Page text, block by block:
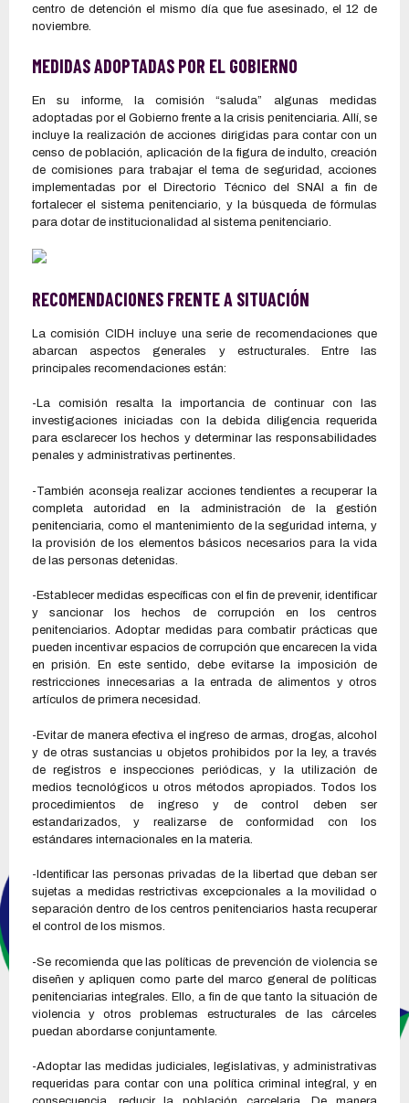
centro de detención el mismo día que fue asesinado, el 12 de
noviembre.
MEDIDAS ADOPTADAS POR EL GOBIERNO
En su informe, la comisión “saluda” algunas medidas
adoptadas por el Gobierno frente a la crisis penitenciaria. Allí, se
incluye la realización de acciones dirigidas para contar con un
censo de población, aplicación de la figura de indulto, creación
de comisiones para trabajar el tema de seguridad, acciones
implementadas por el Directorio Técnico del SNAI a fin de
fortalecer el sistema penitenciario, y la búsqueda de fórmulas
para dotar de institucionalidad al sistema penitenciario.
RECOMENDACIONES FRENTE A SITUACIÓN
La comisión CIDH incluye una serie de recomendaciones que
abarcan aspectos generales y estructurales. Entre las
principales recomendaciones están:
-La comisión resalta la importancia de continuar con las
investigaciones iniciadas con la debida diligencia requerida
para esclarecer los hechos y determinar las responsabilidades
penales y administrativas pertinentes.
-También aconseja realizar acciones tendientes a recuperar la
completa autoridad en la administración de la gestión
penitenciaria, como el mantenimiento de la seguridad interna, y
la provisión de los elementos básicos necesarios para la vida
de las personas detenidas.
-Establecer medidas específicas con el fin de prevenir, identificar
y sancionar los hechos de corrupción en los centros
penitenciarios. Adoptar medidas para combatir prácticas que
pueden incentivar espacios de corrupción que encarecen la vida
en prisión. En este sentido, debe evitarse la imposición de
restricciones innecesarias a la entrada de alimentos y otros
artículos de primera necesidad.
-Evitar de manera efectiva el ingreso de armas, drogas, alcohol
y de otras sustancias u objetos prohibidos por la ley, a través
de registros e inspecciones periódicas, y la utilización de
medios tecnológicos u otros métodos apropiados. Todos los
procedimientos de ingreso y de control deben ser
estandarizados, y realizarse de conformidad con los
estándares internacionales en la materia.
-Identificar las personas privadas de la libertad que deban ser
sujetas a medidas restrictivas excepcionales a la movilidad o
separación dentro de los centros penitenciarios hasta recuperar
el control de los mismos.
-Se recomienda que las políticas de prevención de violencia se
diseñen y apliquen como parte del marco general de políticas
penitenciarias integrales. Ello, a fin de que tanto la situación de
violencia y otros problemas estructurales de las cárceles
puedan abordarse conjuntamente.
-Adoptar las medidas judiciales, legislativas, y administrativas
requeridas para contar con una política criminal integral, y en